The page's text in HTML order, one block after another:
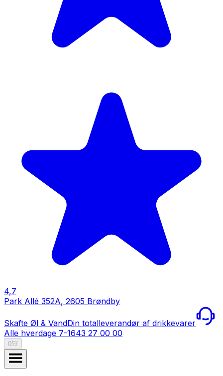
4,7
Park Allé 352A, 2605 Brøndby
Skafte Øl & VandDin totalleverandør af drikkevarer
Alle hverdage 7-1643 27 00 00
0